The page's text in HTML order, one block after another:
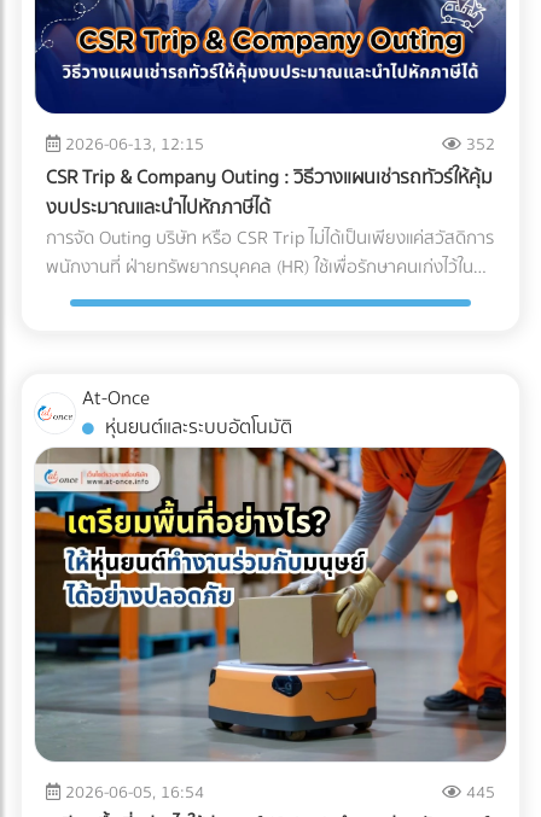
สำหรับฝ่ายจัดซื้อหรือเจ้าของแบรนด์อุปกรณ์การแพทย์ การ
เลือกพาร์ทเนอร์ หรือ OEM โรงงานพลาสติกที่ได้รับการรับรอง
มาตรฐาน Cleanroom (ISO 14644) และระบบบริหารงาน
คุณภาพสำหรับเครื่องมือแพทย์ (ISO 13485) ไม่เพียงแต่ช่วยลด
ความเสี่ยงในการถูกตีกลับสินค้า (Product Recall) แต่ยัง
เป็นการสร้างความมั่นใจสูงสุดว่า ผลิตภัณฑ์ของคุณจะปลอดภัย
และพร้อมช่วยชีวิตผู้ป่วยได้อย่างแท้จริง
อากาศชั้นนำระดับโลก ล้วนเข้าใจถึงกฎข้อนี้ดี พวกเขาจึงมักไม่
ประนีประนอมกับชิ้นส่วนกลไกที่อยู่ภายใน และเจาะจงเลือกใช้ผู้
ผลิตชิ้นส่วน (OEM) ที่มีกระบวนการตรวจสอบคุณภาพแบบ
Standards หรือมาตรฐาน ISO) เท่านั้น การเปลี่ยนมุมมองจาก
การหา "อะไหล่ที่ถูกที่สุด" เป็น "อะไหล่ที่ลดความเสี่ยงได้มากที่สุด"
คือกุญแจสำคัญที่ทำให้องค์กรเติบโตอย่างยั่งยืน การเลือก
ซัพพลายเออร์จึงไม่ใช่แค่การเปรียบเทียบใบเสนอราคา แต่คือการ
มองหา "พาร์ทเนอร์เชิงกลยุทธ์" ที่สามารถช่วยควบคุม Total
Cost of Ownership ได้อย่างแท้จริง ท้ายที่สุดแล้ว การลงทุนกับ
ชิ้นส่วนที่มีคุณภาพตั้งแต่ต้นทาง ย่อมเป็นทางเลือกที่คุ้มค่ากว่า
ขนาดไมครอน ทำให้ตัวผงชามีพื้นที่ผิวสัมผัสกับอากาศมาก ศัตรู
ตัวร้ายที่ทำลายคุณภาพของมัทฉะมีอยู่ 3 ประการหลัก: ความ
ร้อน (Heat): อุณหภูมิที่สูงเกินไปจะเร่งกระบวนการสลายตัวของ
คลอโรฟิลล์ (Chlorophyll) ทำให้สีเขียวสว่างสดใส (Vibrant
Green) กลายเป็นสีเหลืองอมน้ำตาล (Yellowish-brown)
ออกซิเจน (Oxygen): ทำให้เกิดปฏิกิริยาออกซิเดชัน (Oxidation)
ซึ่งจะทำลายสารประกอบที่ให้กลิ่นหอม (Aroma) และสารต้าน
อนุมูลอิสระ (Catechins) ทำให้รสชาติอูมามิหายไป และเกิดความ
ขมฝาดขึ้นมาแทน ความชื้นและแสง (Moisture & Light): เร่งการ
เติบโตของจุลินทรีย์ และทำให้สีของชาซีดจางลงอย่างรวดเร็ว
Cold Chain Logistics ทำงานอย่างไรในเส้นทาง ญี่ปุ่น-ไทย?
รอยต่อ" (Seamless Temperature Control) ตั้งแต่หน้าฟาร์มที่
ญี่ปุ่นจนถึงประตูโรงงานในไทย 1. Origin (ต้นทางที่ญี่ปุ่น):
กระบวนการเริ่มต้นตั้งแต่หลังจากการบด ผงมัทฉะจะถูกบรรจุใน
ถุงฟอยล์ทึบแสงแบบสุญญากาศ หรือซีลพร้อมซองดูดออกซิเจน
ทันที จากนั้นจะถูกนำไปจัดเก็บในคลังสินค้าควบคุมอุณหภูมิ (มัก
จะต่ำกว่า 15°C หรือในบางเกรดอาจติดลบ) 2. Transit (ระหว่าง
การเดินทาง): การขนส่งทางเรือ (Ocean Freight) จากญี่ปุ่นมา
ไทยใช้เวลาประมาณ 10-14 วัน หากใช้ตู้คอนเทนเนอร์ปกติ (Dry
Container) อุณหภูมิภายในตู้อาจพุ่งสูงถึง 50-60°C ในตอน
กลางวัน ซึ่งจะอบผงมัทฉะจนเสื่อมสภาพทั้งหมด ธุรกิจ B2B จึง
ต้องเลือกใช้ ตู้คอนเทนเนอร์ควบคุมอุณหภูมิ (Reefer
Container) ที่สามารถตั้งค่าอุณหภูมิให้คงที่ตลอดการเดินทาง
ฝ่ามหาสมุทร 3. Destination (ปลายทางที่ไทย): เมื่อสินค้าถึง
ท่าเรือประเทศไทย ความท้าทายคือ "อุณหภูมิภายนอกที่ร้อนจัด"
กระบวนการเคลียร์สินค้าทางศุลกากร (Customs Clearance)
2026-06-13, 12:15 352
CSR Trip & Company Outing : วิธีวางแผนเช่ารถทัวร์ให้คุ้ม
งบประมาณและนำไปหักภาษีได้
การจัด Outing บริษัท หรือ CSR Trip ไม่ได้เป็นเพียงแค่สวัสดิการ
พนักงานที่ ฝ่ายทรัพยากรบุคคล (HR) ใช้เพื่อรักษาคนเก่งไว้ใน
องค์กรเท่านั้น แต่ในมุมมองของผู้บริหารและฝ่ายบัญชี กิจกรรม
หากมีการวางแผนอย่างถูกต้องตามข้อกำหนดของกรม
สรรพากร เงื่อนไขการนำค่าใช้จ่าย Outing & CSR ไปหักภาษี
บริษัท การจะตอบคำถามว่า "เช่ารถบัสจัดสัมมนา หักภาษีได้
ไหม?" ต้องพิจารณาเงื่อนไขหลัก ดังนี้: ต้องมีวัตถุประสงค์เพื่อ
การพัฒนาบุคลากร: กิจกรรมต้องมีกำหนดการ (Itinerary)
ชัดเจน เช่น มีการอบรมสัมมนา หรือทำกิจกรรม CSR ที่เป็น
ประโยชน์ต่อสังคม เป็นสิทธิประโยชน์ที่พนักงานทุกคนเข้าถึงได้:
ต้องเป็นการจัดเลี้ยงหรือสวัสดิการที่ให้สิทธิพนักงานทุกคนอย่าง
เท่าเทียม ไม่เลือกปฏิบัติเฉพาะกลุ่ม มีหลักฐานการจ่ายเงินที่ถูก
ต้อง: ต้องมีใบกำกับภาษี/ใบเสร็จรับเงินที่ระบุชื่อบริษัทของคุณ
อย่างครบถ้วน 3 เทคนิคเช่ารถทัวร์เหมาคันให้ "ประหยัดงบ" และ
ถูกต้องตามกฎหมาย การประเมินจำนวนคนและประเภทรถ
(Capacity Planning): เลือกรถให้พอดีกับจำนวนคน เช่น
พนักงาน 20 คน ควรเลือกมินิบัสแทนรถบัสขนาด 40 ที่นั่ง เพื่อ
At-Once
หุ่นยนต์และระบบอัตโนมัติ
2026-06-05, 16:54 445